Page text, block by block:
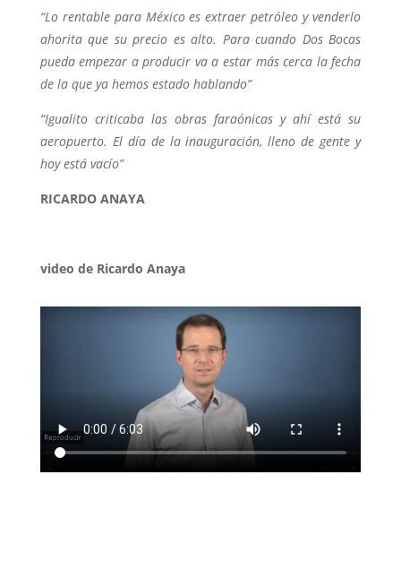
“Lo rentable para México es extraer petróleo y venderlo
ahorita que su precio es alto. Para cuando Dos Bocas
pueda empezar a producir va a estar más cerca la fecha
de la que ya hemos estado hablando”
“Igualito criticaba las obras faraónicas y ahí está su
aeropuerto. El día de la inauguración, lleno de gente y
hoy está vacío”
RICARDO ANAYA
video de Ricardo Anaya